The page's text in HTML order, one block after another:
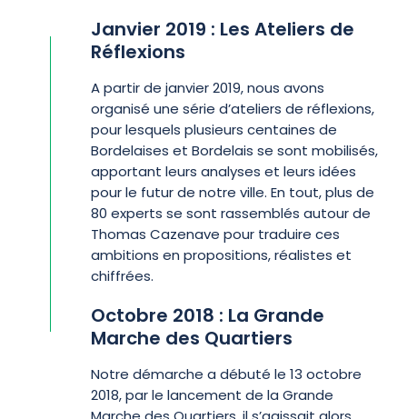
Janvier 2019 : Les Ateliers de
Réflexions
A partir de janvier 2019, nous avons
organisé une série d’ateliers de réflexions,
pour lesquels plusieurs centaines de
Bordelaises et Bordelais se sont mobilisés,
apportant leurs analyses et leurs idées
pour le futur de notre ville. En tout, plus de
80 experts se sont rassemblés autour de
Thomas Cazenave pour traduire ces
ambitions en propositions, réalistes et
chiffrées.
Octobre 2018 : La Grande
Marche des Quartiers
Notre démarche a débuté le 13 octobre
2018, par le lancement de la Grande